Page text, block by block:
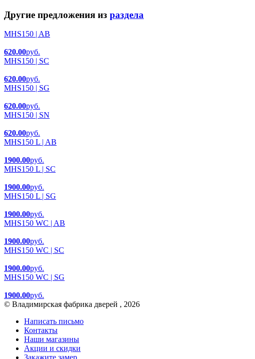
Другие предложения из раздела
MHS150 | AB
620.00руб.
MHS150 | SC
620.00руб.
MHS150 | SG
620.00руб.
MHS150 | SN
620.00руб.
MHS150 L | AB
1900.00руб.
MHS150 L | SC
1900.00руб.
MHS150 L | SG
1900.00руб.
MHS150 WC | AB
1900.00руб.
MHS150 WC | SC
1900.00руб.
MHS150 WC | SG
1900.00руб.
© Владимирская фабрика дверей , 2026
Написать письмо
Контакты
Наши магазины
Акции и скидки